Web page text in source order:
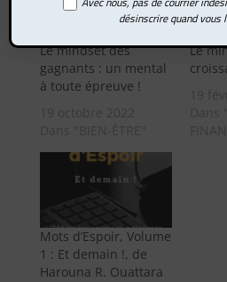
Le mindset des
gagnants : un mental
à toute épreuve !
Le
Mots d’Espoir, Volume
1 : Et demain !, de
Harouna R. Ouattara
désinscrire quand vous